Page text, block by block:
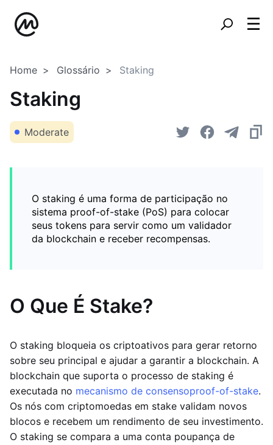
Home Glossário Staking
Staking
Moderate
O staking é uma forma de participação no
sistema proof-of-stake (PoS) para colocar
seus tokens para servir como um validador
da blockchain e receber recompensas.
O Que É Stake?
O staking bloqueia os criptoativos para gerar retorno
sobre seu principal e ajudar a garantir a blockchain. A
blockchain que suporta o processo de staking é
executada no mecanismo de consensoproof-of-stake.
Os nós com criptomoedas em stake validam novos
blocos e recebem um rendimento de seu investimento.
O staking se compara a uma conta poupança de